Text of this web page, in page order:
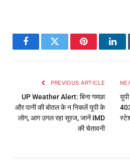
FacebookTwitter Pinterest
PREVIOUS ARTICLE
UP Weather Alert: बिना गमछा
और पानी की बोतल के न निकलें यूपी के
लोग, आग उगल रहा सूरज, जानें IMD
की चेतावनी